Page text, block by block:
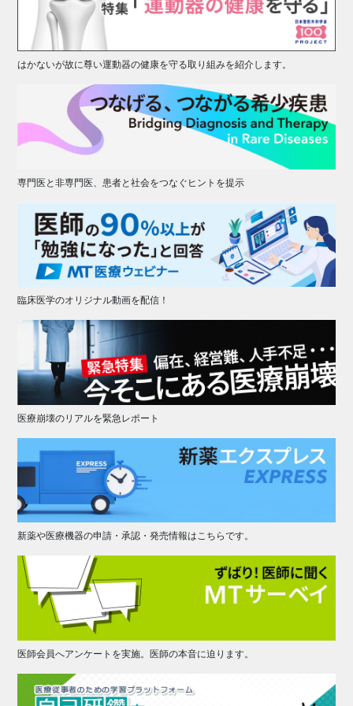
はかないが故に尊い運動器の健康を守る取り組みを紹介します。
専門医と非専門医、患者と社会をつなぐヒントを提示
臨床医学のオリジナル動画を配信！
医療崩壊のリアルを緊急レポート
新薬や医療機器の申請・承認・発売情報はこちらです。
医師会員へアンケートを実施。医師の本音に迫ります。